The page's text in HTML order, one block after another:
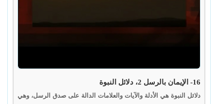
16- الإيمان بالرسل 2، دلائل النبوة
دلائل النبوة هي الأدلة والآيات والعلامات الدالة على صدق الرسل، وهي